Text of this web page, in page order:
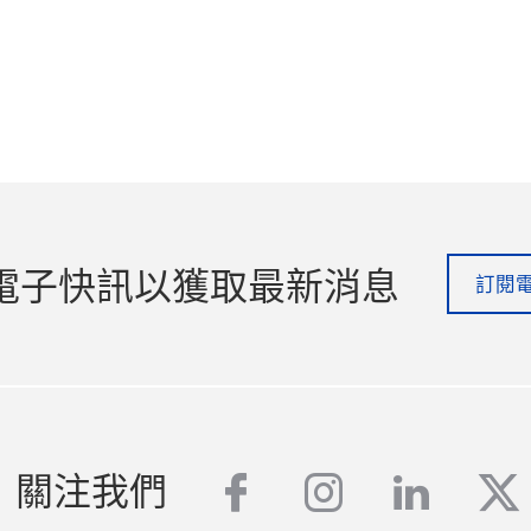
子快訊以獲取最新消息 訂閱
關注我們 facebook
instagram
linkedin